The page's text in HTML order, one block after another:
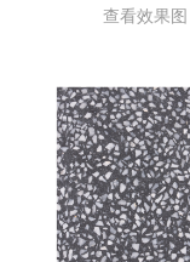
查看效果图